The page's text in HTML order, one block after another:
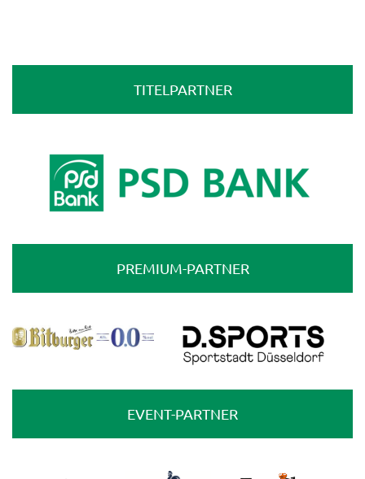
TITELPARTNER
PREMIUM-PARTNER
EVENT-PARTNER